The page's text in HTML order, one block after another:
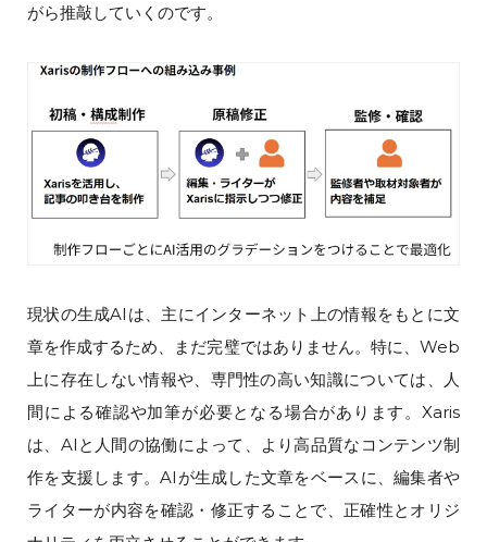
がら推敲していくのです。
現状の生成AIは、主にインターネット上の情報をもとに文
章を作成するため、まだ完璧ではありません。特に、Web
上に存在しない情報や、専門性の高い知識については、人
間による確認や加筆が必要となる場合があります。Xaris
は、AIと人間の協働によって、より高品質なコンテンツ制
作を支援します。AIが生成した文章をベースに、編集者や
ライターが内容を確認・修正することで、正確性とオリジ